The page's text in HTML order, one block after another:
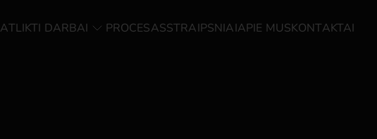
ATLIKTI DARBAI PROCESASSTRAIPSNIAIAPIE MUSKONTAKTAI